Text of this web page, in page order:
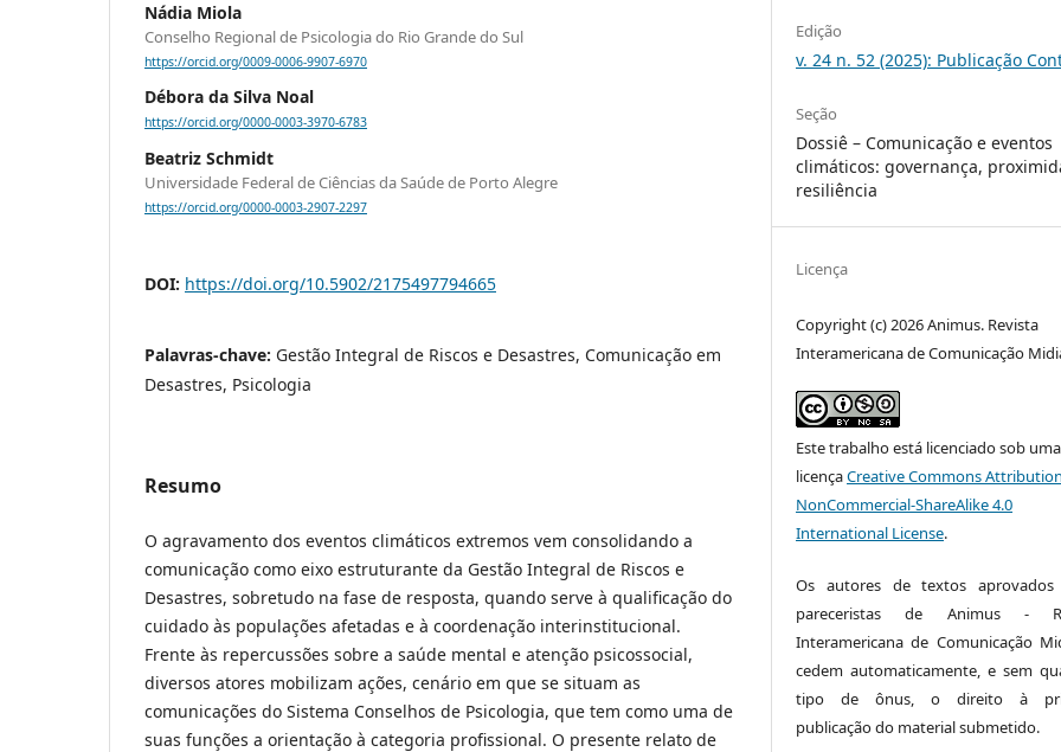
Nádia Miola
Conselho Regional de Psicologia do Rio Grande do Sul
https://orcid.org/0009-0006-9907-6970
Débora da Silva Noal
https://orcid.org/0000-0003-3970-6783
Beatriz Schmidt
Universidade Federal de Ciências da Saúde de Porto Alegre
https://orcid.org/0000-0003-2907-2297
DOI: https://doi.org/10.5902/2175497794665
Palavras-chave: Gestão Integral de Riscos e Desastres, Comunicação em
Desastres, Psicologia
Resumo
O agravamento dos eventos climáticos extremos vem consolidando a
comunicação como eixo estruturante da Gestão Integral de Riscos e
Desastres, sobretudo na fase de resposta, quando serve à qualificação do
cuidado às populações afetadas e à coordenação interinstitucional.
Frente às repercussões sobre a saúde mental e atenção psicossocial,
diversos atores mobilizam ações, cenário em que se situam as
comunicações do Sistema Conselhos de Psicologia, que tem como uma de
suas funções a orientação à categoria profissional. O presente relato de
Edição
v. 24 n. 52 (2025): Publicação
Seção
Dossiê – Comunicação e eventos
climáticos: governança,
resiliência
Licença
Copyright (c) 2026 Animus. Revista
Interamericana de Comunicação
Este trabalho está licenciado sob uma
licençaCreative Commons
NonCommercial-ShareAlike 4.0
International License.
Os autores de textos aprovados
pareceristas de Animus -
Interamericana de Comunicação
cedem automaticamente, e sem
tipo de ônus, o direito à
publicação do material submetido.